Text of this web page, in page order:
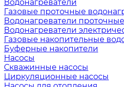
Водонагреватели
Газовые проточные
Водонагреватели
Водонагреватели
Газовые накопительные
Буферные накопители
Насосы
Скважинные насосы
Циркуляционные насосы